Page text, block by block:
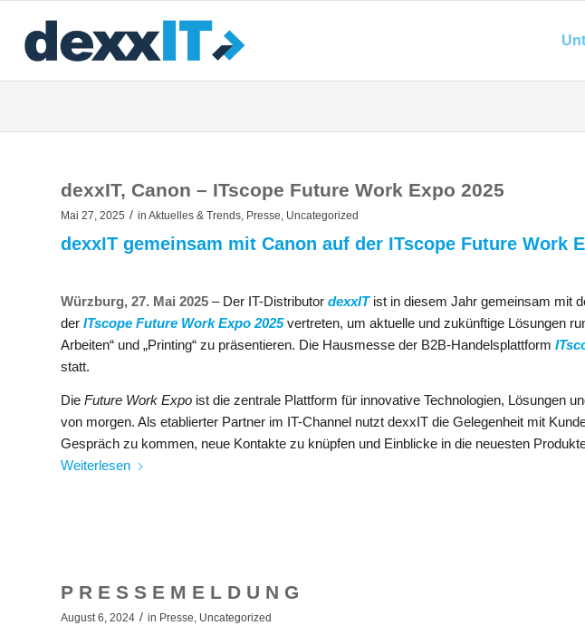
dexxIT, Canon – ITscope Future Work Expo 2025
Mai 27, 2025 / in Aktuelles & Trends, Presse, Uncategorized
dexxIT gemeinsam mit Canon auf der ITscope Future Work
Würzburg, 27. Mai 2025 – Der IT-Distributor dexxIT ist in diesem Jahr gemeinsam mit
der ITscope Future Work Expo 2025 vertreten, um aktuelle und zukünftige Lösungen
Arbeiten“ und „Printing“ zu präsentieren. Die Hausmesse der B2B-Handelsplattform
statt.
Die Future Work Expo ist die zentrale Plattform für innovative Technologien, Lösungen
von morgen. Als etablierter Partner im IT-Channel nutzt dexxIT die Gelegenheit mit
Gespräch zu kommen, neue Kontakte zu knüpfen und Einblicke in die neuesten
Weiterlesen
P R E S S E M E L D U N G
August 6, 2024 / in Presse, Uncategorized